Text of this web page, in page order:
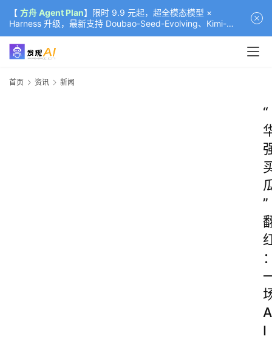
【 方舟 Agent Plan】限时 9.9 元起，超全模态模型 ×
Harness 升级，最新支持 Doubao-Seed-Evolving、Kimi-
K3（部分）、GLM-5.2
首页 资讯 新闻
“
”
A
I